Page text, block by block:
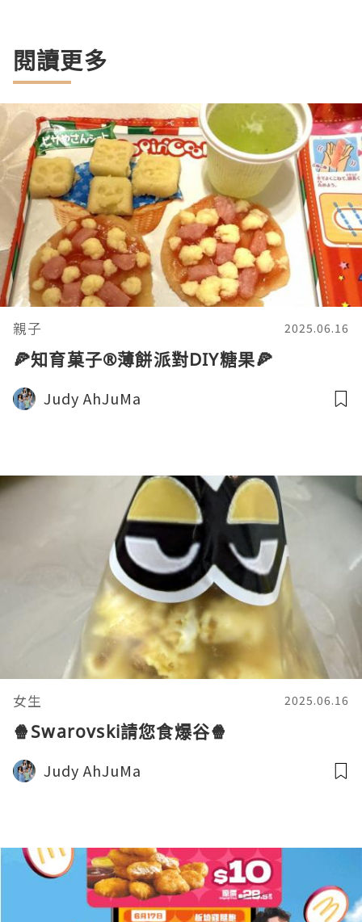
閱讀更多
親子 2025.06.16
🍕知育菓子®︎薄餅派對DIY糖果🍕
Judy AhJuMa
女生 2025.06.16
🍿Swarovski請您食爆谷🍿
Judy AhJuMa